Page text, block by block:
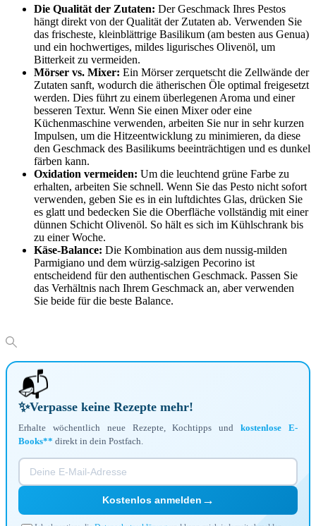
Die Qualität der Zutaten: Der Geschmack Ihres Pestos
hängt direkt von der Qualität der Zutaten ab. Verwenden Sie
das frischeste, kleinblättrige Basilikum (am besten aus Genua)
und ein hochwertiges, mildes ligurisches Olivenöl, um
Bitterkeit zu vermeiden.
Mörser vs. Mixer: Ein Mörser zerquetscht die Zellwände der
Zutaten sanft, wodurch die ätherischen Öle optimal freigesetzt
werden. Dies führt zu einem überlegenen Aroma und einer
besseren Textur. Wenn Sie einen Mixer oder eine
Küchenmaschine verwenden, arbeiten Sie nur in sehr kurzen
Impulsen, um die Hitzeentwicklung zu minimieren, da diese
den Geschmack des Basilikums beeinträchtigen und es dunkel
färben kann.
Oxidation vermeiden: Um die leuchtend grüne Farbe zu
erhalten, arbeiten Sie schnell. Wenn Sie das Pesto nicht sofort
verwenden, geben Sie es in ein luftdichtes Glas, drücken Sie
es glatt und bedecken Sie die Oberfläche vollständig mit einer
dünnen Schicht Olivenöl. So hält es sich im Kühlschrank bis
zu einer Woche.
Käse-Balance: Die Kombination aus dem nussig-milden
Parmigiano und dem würzig-salzigen Pecorino ist
entscheidend für den authentischen Geschmack. Passen Sie
das Verhältnis nach Ihrem Geschmack an, aber verwenden
Sie beide für die beste Balance.
📬
✨Verpasse keine Rezepte mehr!
Erhalte wöchentlich neue Rezepte, Kochtipps undkostenlose E-
Books** direkt in dein Postfach.
Kostenlos anmelden →